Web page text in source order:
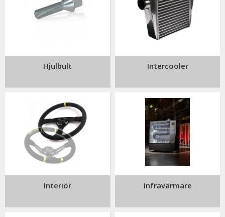
Hjulbult Intercooler
Interiör Infravärmare